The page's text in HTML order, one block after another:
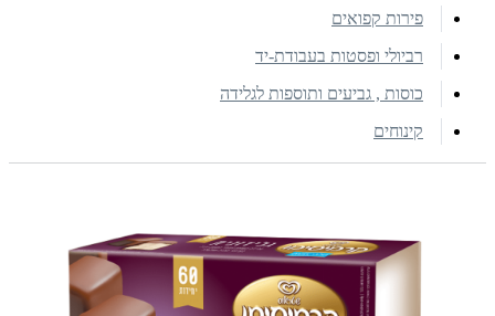
פירות קפואים
רביולי ופסטות בעבודת-יד
כוסות , גביעים ותוספות לגלידה
קינוחים